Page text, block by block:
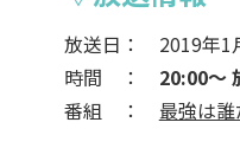
放送日： 2019年1
時間 ： 20:00～
番組 ： 最強は